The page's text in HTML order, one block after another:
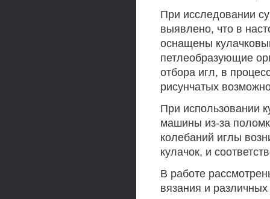
При исследовании
выявлено, что в
оснащены
петлеобразующие
отбора игл, в
рисунчатых
При использовании
машины из-за
колебаний иглы
кулачок, и
В работе
вязания и